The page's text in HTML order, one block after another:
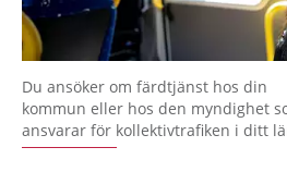
Du ansöker om färdtjänst hos din
kommun eller hos den myndighet
ansvarar för kollektivtrafiken i ditt